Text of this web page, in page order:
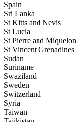
Spain
Sri Lanka
St Kitts and Nevis
St Lucia
St Pierre and Miquelon
St Vincent Grenadines
Sudan
Suriname
Swaziland
Sweden
Switzerland
Syria
Taiwan